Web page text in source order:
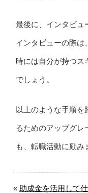
最後に、インタビュ
インタビューの際は
時には自分が持つス
でしょう。
以上のような手順を
るためのアップグレ
も、転職活動に励み
« 助成金を活用して